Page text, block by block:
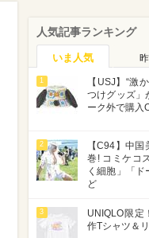
人気記事ランキング
いま人気
1
【USJ】“激
つけグッズ」
ーク外で購入
2
【C94】中
巻! コミケコ
く細胞」「
ど
3
UNIQLO限
作Tシャツ＆